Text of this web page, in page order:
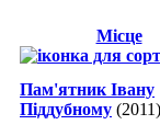
Місце
Пам'ятник Івану
Піддубному (2011)